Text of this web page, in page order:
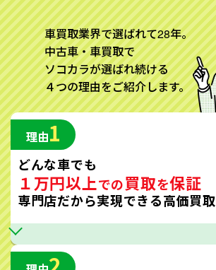
車買取業界で選ばれて28年。
中古車・車買取で
ソコカラが選ばれ続ける
４つの理由をご紹介します。
理由1
どんな車でも
１万円以上での買取を保証
専門店だから実現できる高価買取